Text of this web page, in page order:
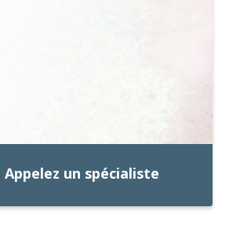
Appelez un spécialiste